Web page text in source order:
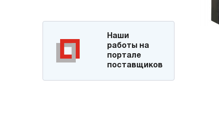
Наши
работы на
портале
поставщиков